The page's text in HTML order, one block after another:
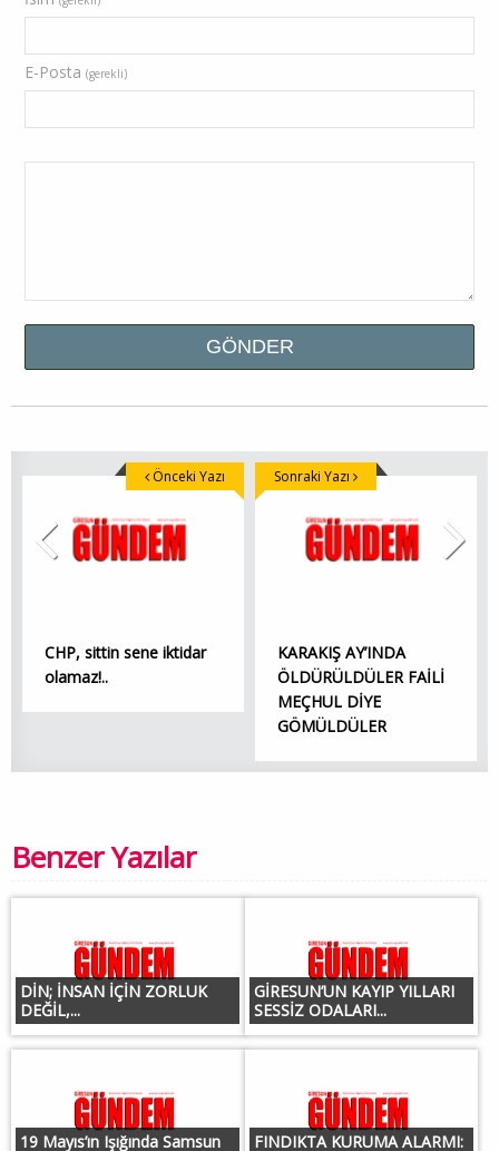
E-Posta (gerekli)
CHP, sittin sene iktidar
olamaz!..
Önceki Yazı
KARAKIŞ AY’INDA
ÖLDÜRÜLDÜLER FAİLİ
MEÇHUL DİYE
GÖMÜLDÜLER
Sonraki Yazı
Benzer Yazılar
DİN; İNSAN İÇİN ZORLUK
DEĞİL,...
GİRESUN’UN KAYIP YILLARI
SESSİZ ODALARI...
19 Mayıs’ın Işığında Samsun
FINDIKTA KURUMA ALARMI: